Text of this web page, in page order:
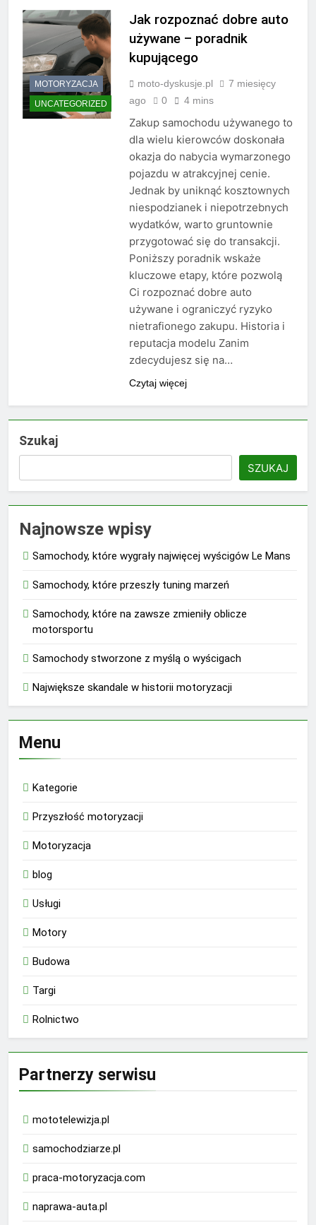
MOTORYZACJA
UNCATEGORIZED
Jak rozpoznać dobre auto
używane – poradnik
kupującego
moto-dyskusje.pl
7 miesięcy
ago
0 4 mins
Zakup samochodu używanego to
dla wielu kierowców doskonała
okazja do nabycia wymarzonego
pojazdu w atrakcyjnej cenie.
Jednak by uniknąć kosztownych
niespodzianek i niepotrzebnych
wydatków, warto gruntownie
przygotować się do transakcji.
Poniższy poradnik wskaże
kluczowe etapy, które pozwolą
Ci rozpoznać dobre auto
używane i ograniczyć ryzyko
nietrafionego zakupu. Historia i
reputacja modelu Zanim
zdecydujesz się na…
Czytaj więcej
Szukaj
SZUKAJ
Najnowsze wpisy
Samochody, które wygrały najwięcej wyścigów Le Mans
Samochody, które przeszły tuning marzeń
Samochody, które na zawsze zmieniły oblicze
motorsportu
Samochody stworzone z myślą o wyścigach
Największe skandale w historii motoryzacji
Menu
Kategorie
Przyszłość motoryzacji
Motoryzacja
blog
Usługi
Motory
Budowa
Targi
Rolnictwo
Partnerzy serwisu
mototelewizja.pl
samochodziarze.pl
praca-motoryzacja.com
naprawa-auta.pl